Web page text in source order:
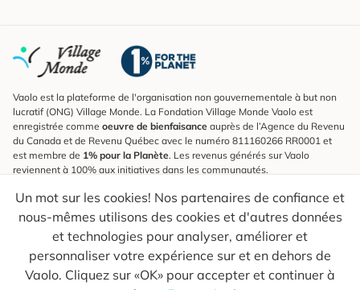
Un mot sur les cookies! Nos partenaires de confiance et
nous-mêmes utilisons des cookies et d'autres données
et technologies pour analyser, améliorer et
personnaliser votre expérience sur et en dehors de
Vaolo. Cliquez sur «OK» pour accepter et continuer à
Vaolo est la plateforme de l'organisation non gouvernementale à but non
lucratif (ONG) Village Monde. La Fondation Village Monde Vaolo est
enregistrée comme oeuvre de bienfaisance auprès de l’Agence du Revenu
du Canada et de Revenu Québec avec le numéro 811160266 RR0001 et
est membre de 1% pour la Planète. Les revenus générés sur Vaolo
reviennent à 100% aux initiatives dans les communautés.
S'inscrire à l'infolettre
Pour connaître les nouveautés, suivre nos explorateurs et recevoir des
astuces pour des voyages plus conscients.
Ton courriel Envoyer